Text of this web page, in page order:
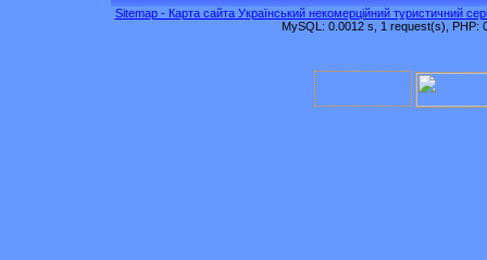
Sitemap - Карта сайта Український некомерційний туристичний
MySQL: 0.0012 s, 1 request(s), PHP: